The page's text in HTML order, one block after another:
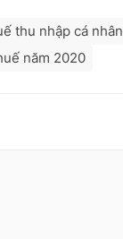
thu nhập cá nhân
năm 2020